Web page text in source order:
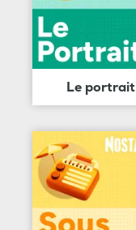
Le portrait